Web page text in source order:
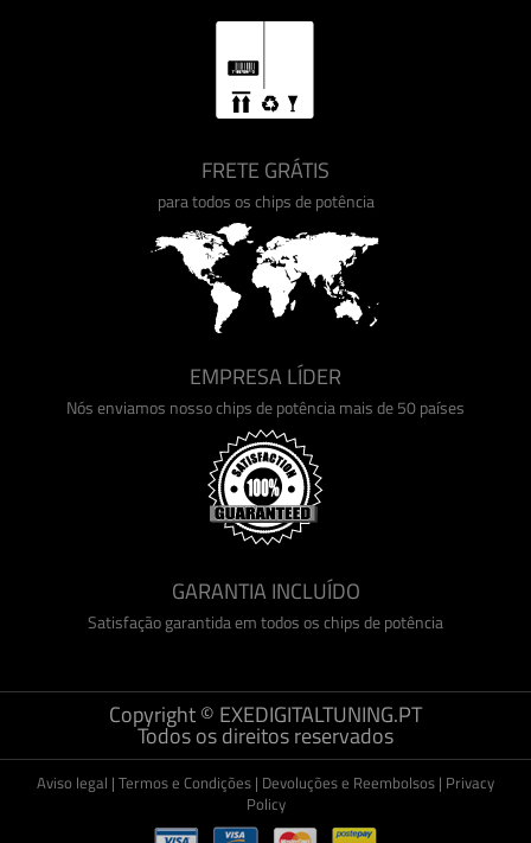
FRETE GRÁTIS
para todos os chips de potência
EMPRESA LÍDER
Nós enviamos nosso chips de potência mais de 50 países
GARANTIA INCLUÍDO
Satisfação garantida em todos os chips de potência
Copyright © EXEDIGITALTUNING.PT
Todos os direitos reservados
Aviso legal | Termos e Condições | Devoluções e Reembolsos | Privacy
Policy